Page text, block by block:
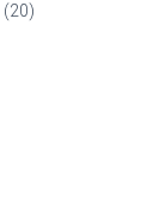
(20)